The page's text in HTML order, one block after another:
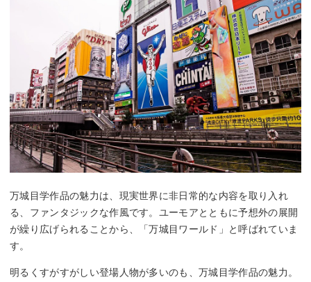
万城目学作品の魅力は、現実世界に非日常的な内容を取り入れ
る、ファンタジックな作風です。ユーモアとともに予想外の展開
が繰り広げられることから、「万城目ワールド」と呼ばれていま
す。
明るくすがすがしい登場人物が多いのも、万城目学作品の魅力。